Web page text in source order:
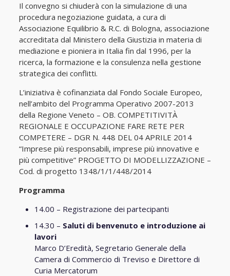
Il convegno si chiuderà con la simulazione di una
procedura negoziazione guidata, a cura di
Associazione Equilibrio & R.C. di Bologna, associazione
accreditata dal Ministero della Giustizia in materia di
mediazione e pioniera in Italia fin dal 1996, per la
ricerca, la formazione e la consulenza nella gestione
strategica dei conflitti.
L’iniziativa è cofinanziata dal Fondo Sociale Europeo,
nell’ambito del Programma Operativo 2007-2013
della Regione Veneto – OB. COMPETITIVITÀ
REGIONALE E OCCUPAZIONE FARE RETE PER
COMPETERE – DGR N. 448 DEL 04 APRILE 2014
“Imprese più responsabili, imprese più innovative e
più competitive” PROGETTO DI MODELLIZZAZIONE –
Cod. di progetto 1348/1/1/448/2014
Programma
14.00 – Registrazione dei partecipanti
14.30 – Saluti di benvenuto e introduzione ai
lavori
Marco D’Eredità, Segretario Generale della
Camera di Commercio di Treviso e Direttore di
Curia Mercatorum